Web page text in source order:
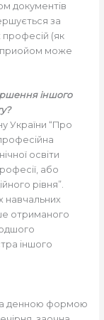
документів
за
професій (як
приойом може
іншого
України “Про
освіти
або
рівня”.
навчальних
отриманого
іншого
за денною формою